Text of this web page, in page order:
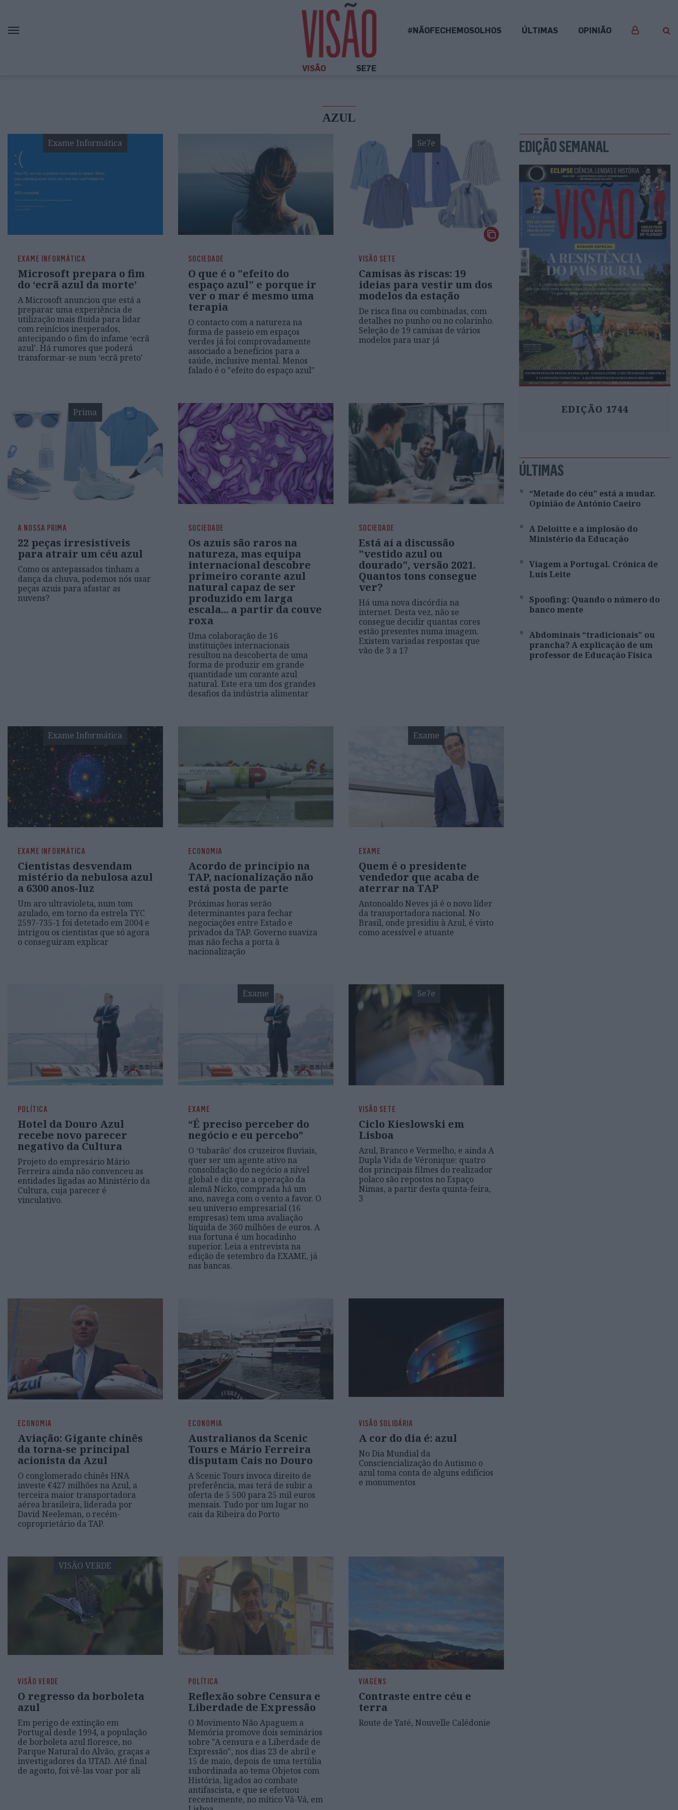
#NÃOFECHEMOSOLHOS ÚLTIMAS OPINIÃO
VISÃO SE7E
AZUL
Exame Informática
EXAME INFORMÁTICA
Microsoft prepara o fim
do ‘ecrã azul da morte’
A Microsoft anunciou que está a
preparar uma experiência de
utilização mais fluida para lidar
com reinícios inesperados,
antecipando o fim do infame ‘ecrã
azul’. Há rumores que poderá
transformar-se num ‘ecrã preto’
SOCIEDADE
O que é o "efeito do
espaço azul" e porque ir
ver o mar é mesmo uma
terapia
O contacto com a natureza na
forma de passeio em espaços
verdes já foi comprovadamente
associado a benefícios para a
saúde, inclusive mental. Menos
falado é o "efeito do espaço azul"
Se7e
VISÃO SETE
Camisas às riscas: 19
ideias para vestir um dos
modelos da estação
De risca fina ou combinadas, com
detalhes no punho ou no colarinho.
Seleção de 19 camisas de vários
modelos para usar já
Prima
A NOSSA PRIMA
22 peças irresistíveis
para atrair um céu azul
Como os antepassados tinham a
dança da chuva, podemos nós usar
peças azuis para afastar as
nuvens?
SOCIEDADE
Os azuis são raros na
natureza, mas equipa
internacional descobre
primeiro corante azul
natural capaz de ser
produzido em larga
escala... a partir da couve
roxa
Uma colaboração de 16
instituições internacionais
resultou na descoberta de uma
forma de produzir em grande
quantidade um corante azul
natural. Este era um dos grandes
desafios da indústria alimentar
SOCIEDADE
Está aí a discussão
"vestido azul ou
dourado", versão 2021.
Quantos tons consegue
ver?
Há uma nova discórdia na
internet. Desta vez, não se
consegue decidir quantas cores
estão presentes numa imagem.
Existem variadas respostas que
vão de 3 a 17
Exame Informática
EXAME INFORMÁTICA
Cientistas desvendam
mistério da nebulosa azul
a 6300 anos-luz
Um aro ultravioleta, num tom
azulado, em torno da estrela TYC
2597-735-1 foi detetado em 2004 e
intrigou os cientistas que só agora
o conseguiram explicar
ECONOMIA
Acordo de princípio na
TAP, nacionalização não
está posta de parte
Próximas horas serão
determinantes para fechar
negociações entre Estado e
privados da TAP. Governo suaviza
mas não fecha a porta à
nacionalização
Exame
EXAME
Quem é o presidente
vendedor que acaba de
aterrar na TAP
Antonoaldo Neves já é o novo líder
da transportadora nacional. No
Brasil, onde presidiu à Azul, é visto
como acessível e atuante
POLÍTICA
Hotel da Douro Azul
recebe novo parecer
negativo da Cultura
Projeto do empresário Mário
Ferreira ainda não convenceu as
entidades ligadas ao Ministério da
Cultura, cuja parecer é
vinculativo.
Exame
EXAME
“É preciso perceber do
negócio e eu percebo”
O ‘tubarão’ dos cruzeiros fluviais,
quer ser um agente ativo na
consolidação do negócio a nível
global e diz que a operação da
alemã Nicko, comprada há um
ano, navega com o vento a favor. O
seu universo empresarial (16
empresas) tem uma avaliação
líquida de 360 milhões de euros. A
sua fortuna é um bocadinho
superior. Leia a entrevista na
edição de setembro da EXAME, já
nas bancas.
Se7e
VISÃO SETE
Ciclo Kieslowski em
Lisboa
Azul, Branco e Vermelho, e ainda A
Dupla Vida de Véronique: quatro
dos principais filmes do realizador
polaco são repostos no Espaço
Nimas, a partir desta quinta-feira,
3
ECONOMIA
Aviação: Gigante chinês
da torna-se principal
acionista da Azul
O conglomerado chinês HNA
investe €427 milhões na Azul, a
terceira maior transportadora
aérea brasileira, liderada por
David Neeleman, o recém-
coproprietário da TAP.
ECONOMIA
Australianos da Scenic
Tours e Mário Ferreira
disputam Cais no Douro
A Scenic Tours invoca direito de
preferência, mas terá de subir a
oferta de 5 500 para 25 mil euros
mensais. Tudo por um lugar no
cais da Ribeira do Porto
VISÃO SOLIDÁRIA
A cor do dia é: azul
No Dia Mundial da
Consciencialização do Autismo o
azul toma conta de alguns edifícios
e monumentos
VISÃO VERDE
VISÃO VERDE
O regresso da borboleta
azul
Em perigo de extinção em
Portugal desde 1994, a população
de borboleta azul floresce, no
Parque Natural do Alvão, graças a
investigadores da UTAD. Até final
de agosto, foi vê-las voar por ali
POLÍTICA
Reflexão sobre Censura e
Liberdade de Expressão
O Movimento Não Apaguem a
Memória promove dois seminários
sobre "A censura e a Liberdade de
Expressão", nos dias 23 de abril e
15 de maio, depois de uma tertúlia
subordinada ao tema Objetos com
História, ligados ao combate
antifascista, e que se efetuou
recentemente, no mítico Vá-Vá, em
VIAGENS
Contraste entre céu e
terra
Route de Yaté, Nouvelle Calédonie
EDIÇÃO SEMANAL
EDIÇÃO 1744
ÚLTIMAS
“Metade do céu” está a mudar.
Opinião de António Caeiro
A Deloitte e a implosão do
Ministério da Educação
Viagem a Portugal. Crónica de
Luís Leite
Spoofing: Quando o número do
banco mente
Abdominais “tradicionais” ou
prancha? A explicação de um
professor de Educação Física